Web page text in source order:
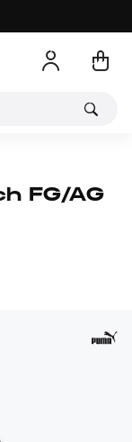
FG/AG